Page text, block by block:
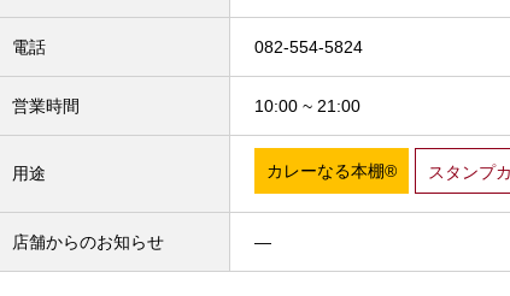
電話 082-554-5824
営業時間 10:00 ~ 21:00
用途 カレーなる本棚® スタンプ
店舗からのお知らせ —